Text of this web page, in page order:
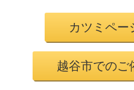
カツミペー
越谷市でのご